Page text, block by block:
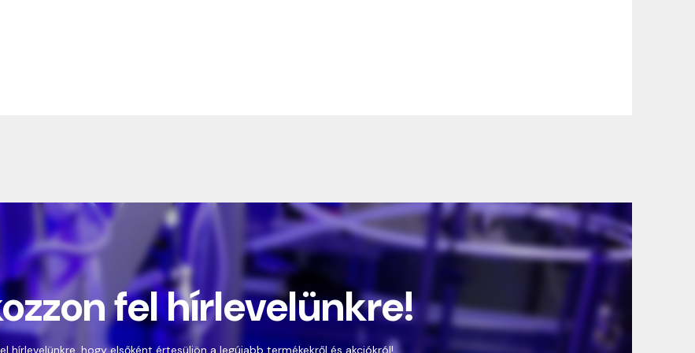
fel hírlevelünkre!
hírlevelünkre, hogy elsőként értesüljön a legújabb termékekről és akciókról!